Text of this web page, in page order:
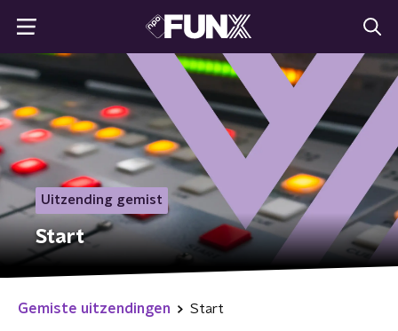
Uitzending gemist
Start
Gemiste uitzendingen Start